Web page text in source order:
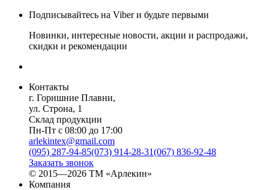
Подписывайтесь на Viber и будьте первыми
Новинки, интересные новости, акции и распродажи,
скидки и рекомендации
Контакты
г. Горишние Плавни,
ул. Строна, 1
Склад продукции
Пн-Пт с 08:00 до 17:00
arlekintex@gmail.com
(095) 287-94-85(073) 914-28-31(067) 836-92-48
Заказать звонок
© 2015—2026 ТМ «Арлекин»
Компания